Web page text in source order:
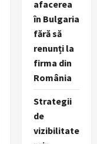
afacerea
în Bulgaria
fără să
renunți la
firma din
România
Strategii
de
vizibilitate